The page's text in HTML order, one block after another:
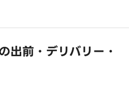
前・デリバリー・